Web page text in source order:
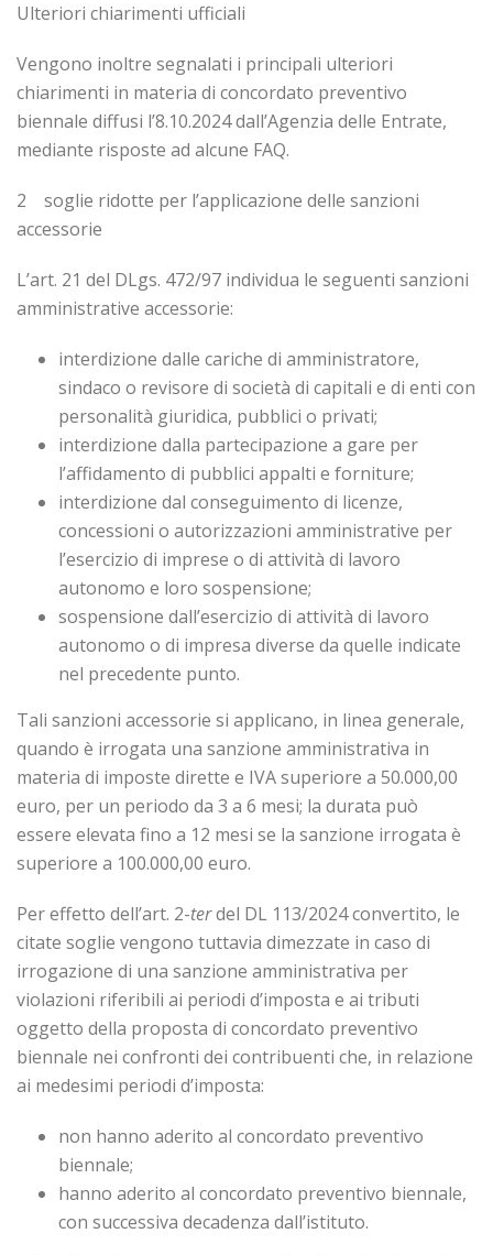
Ulteriori chiarimenti ufficiali
Vengono inoltre segnalati i principali ulteriori
chiarimenti in materia di concordato preventivo
biennale diffusi l’8.10.2024 dall’Agenzia delle Entrate,
mediante risposte ad alcune FAQ.
2 soglie ridotte per l’applicazione delle sanzioni
accessorie
L’art. 21 del DLgs. 472/97 individua le seguenti sanzioni
amministrative accessorie:
interdizione dalle cariche di amministratore,
sindaco o revisore di società di capitali e di enti con
personalità giuridica, pubblici o privati;
interdizione dalla partecipazione a gare per
l’affidamento di pubblici appalti e forniture;
interdizione dal conseguimento di licenze,
concessioni o autorizzazioni amministrative per
l’esercizio di imprese o di attività di lavoro
autonomo e loro sospensione;
sospensione dall’esercizio di attività di lavoro
autonomo o di impresa diverse da quelle indicate
nel precedente punto.
Tali sanzioni accessorie si applicano, in linea generale,
quando è irrogata una sanzione amministrativa in
materia di imposte dirette e IVA superiore a 50.000,00
euro, per un periodo da 3 a 6 mesi; la durata può
essere elevata fino a 12 mesi se la sanzione irrogata è
superiore a 100.000,00 euro.
Per effetto dell’art. 2-terdel DL 113/2024 convertito, le
citate soglie vengono tuttavia dimezzate in caso di
irrogazione di una sanzione amministrativa per
violazioni riferibili ai periodi d’imposta e ai tributi
oggetto della proposta di concordato preventivo
biennale nei confronti dei contribuenti che, in relazione
ai medesimi periodi d’imposta:
non hanno aderito al concordato preventivo
biennale;
hanno aderito al concordato preventivo biennale,
con successiva decadenza dall’istituto.